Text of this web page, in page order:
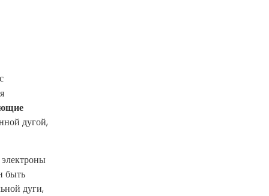
дугой,
быть
дуги,